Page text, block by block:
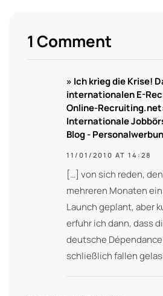
1 Comment
» Ich krieg die Krise!
internationalen E-
Online-
Internationale
Blog -
11/01/2010 AT 14:28
[…] von sich reden,
mehreren Monaten
Launch geplant, aber
erfuhr ich dann, dass
deutsche
schließlich fallen